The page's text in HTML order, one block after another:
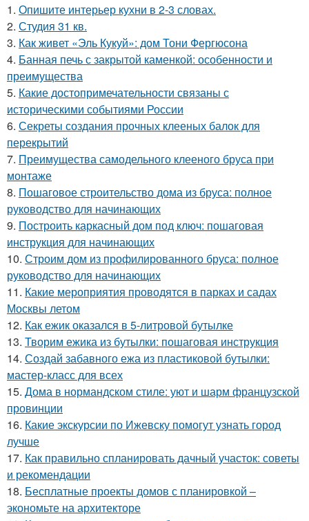
1. Опишите интерьер кухни в 2-3 словах.
2. Студия 31 кв.
3. Как живет «Эль Кукуй»: дом Тони Фергюсона
4. Банная печь с закрытой каменкой: особенности и
преимущества
5. Какие достопримечательности связаны с
историческими событиями России
6. Секреты создания прочных клееных балок для
перекрытий
7. Преимущества самодельного клееного бруса при
монтаже
8. Пошаговое строительство дома из бруса: полное
руководство для начинающих
9. Построить каркасный дом под ключ: пошаговая
инструкция для начинающих
10. Строим дом из профилированного бруса: полное
руководство для начинающих
11. Какие мероприятия проводятся в парках и садах
Москвы летом
12. Как ежик оказался в 5-литровой бутылке
13. Творим ежика из бутылки: пошаговая инструкция
14. Создай забавного ежа из пластиковой бутылки:
мастер-класс для всех
15. Дома в нормандском стиле: уют и шарм французской
провинции
16. Какие экскурсии по Ижевску помогут узнать город
лучше
17. Как правильно спланировать дачный участок: советы
и рекомендации
18. Бесплатные проекты домов с планировкой –
экономьте на архитекторе